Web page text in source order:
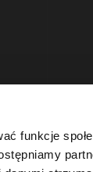
funkcje